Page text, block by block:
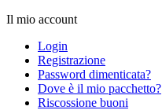
Il mio account
Login
Registrazione
Password dimenticata?
Dove è il mio pacchetto?
Riscossione buoni